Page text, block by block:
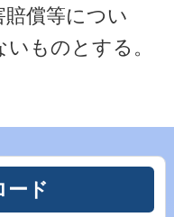
償等につい
ものとする。
ード